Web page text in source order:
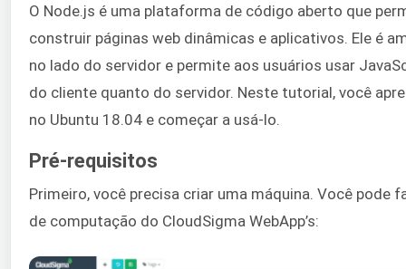
O Node.js é uma plataforma de código aberto que
construir páginas web dinâmicas e aplicativos. Ele é
no lado do servidor e permite aos usuários usar
do cliente quanto do servidor. Neste tutorial, você
no Ubuntu 18.04 e começar a usá-lo.
Pré-requisitos
Primeiro, você precisa criar uma máquina. Você pode
de computação do CloudSigma WebApp’s: